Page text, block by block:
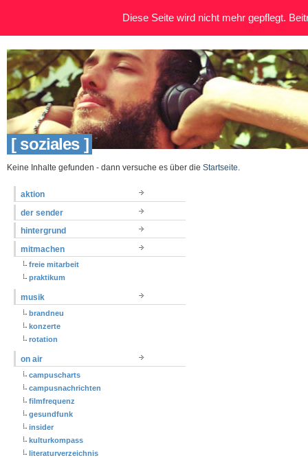
[ soziales ]
Keine Inhalte gefunden - dann versuche es über die Startseite.
aktion
der sender
hintergrund
mitmachen
freie mitarbeit
praktikum
musik
brandneu
konzerte
rotation
on air
campuscharts
campusnachrichten
filmfrequenz
gesundfunk
insider
kulturkompass
literaturverzeichnis
Diese Seite wird nicht mehr gepflegt.